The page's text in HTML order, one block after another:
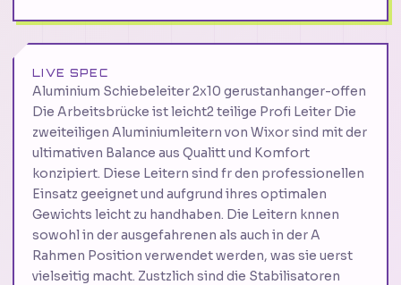
LIVE SPEC
Aluminium Schiebeleiter 2x10 gerustanhanger-offen
Die Arbeitsbrücke ist leicht2 teilige Profi Leiter Die
zweiteiligen Aluminiumleitern von Wixor sind mit der
ultimativen Balance aus Qualitt und Komfort
konzipiert. Diese Leitern sind fr den professionellen
Einsatz geeignet und aufgrund ihres optimalen
Gewichts leicht zu handhaben. Die Leitern knnen
sowohl in der ausgefahrenen als auch in der A
Rahmen Position verwendet werden, was sie uerst
vielseitig macht. Zustzlich sind die Stabilisatoren